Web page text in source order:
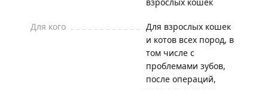
Для кого
Для взрослых кошек
и котов всех пород, в
том числе с
проблемами зубов,
после операций,